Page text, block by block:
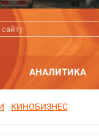
АНАЛИТИКА
КИНОБИЗНЕС